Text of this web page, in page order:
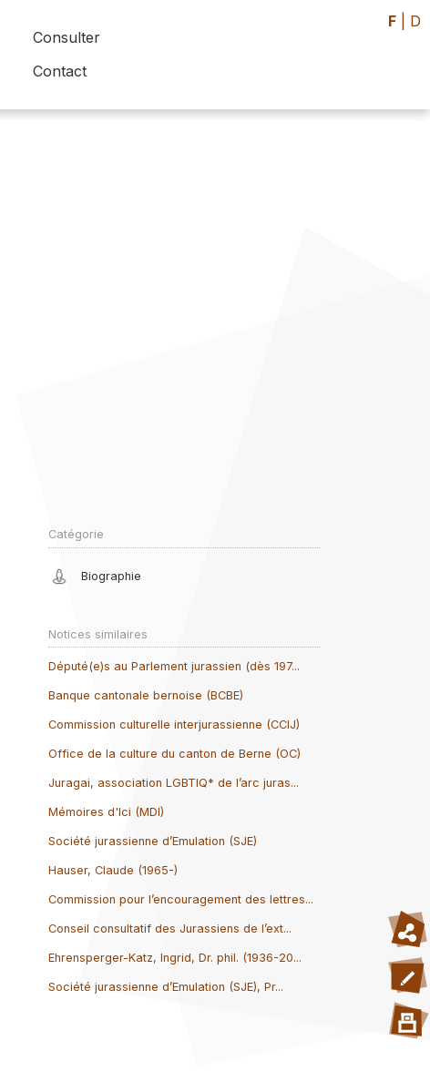
Consulter
Contact
F D
Catégorie
Biographie
Notices similaires
Député(e)s au Parlement jurassien (dès 197...
Banque cantonale bernoise (BCBE)
Commission culturelle interjurassienne (CCIJ)
Office de la culture du canton de Berne (OC)
Juragai, association LGBTIQ* de l’arc juras...
Mémoires d'Ici (MDI)
Société jurassienne d’Emulation (SJE)
Hauser, Claude (1965-)
Commission pour l’encouragement des lettres...
Conseil consultatif des Jurassiens de l’ext...
Ehrensperger-Katz, Ingrid, Dr. phil. (1936-20...
Société jurassienne d’Emulation (SJE), Pr...